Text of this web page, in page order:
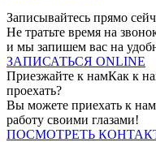
Записывайтесь прямо
Не тратьте время на
и мы запишем вас на
ЗАПИСАТЬСЯ ONLINE
Приезжайте к намКак к
проехать?
Вы можете приехать к
работу своими глазами!
ПОСМОТРЕТЬ